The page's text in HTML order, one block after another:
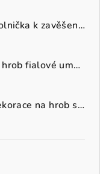
Dekorační zlatá rolnička k zavěšení 10 cm
Jarní dekorace na hrob fialové umělé macešky v šedém truhlíku
Jarní květinová dekorace na hrob s oranžovými maceškami